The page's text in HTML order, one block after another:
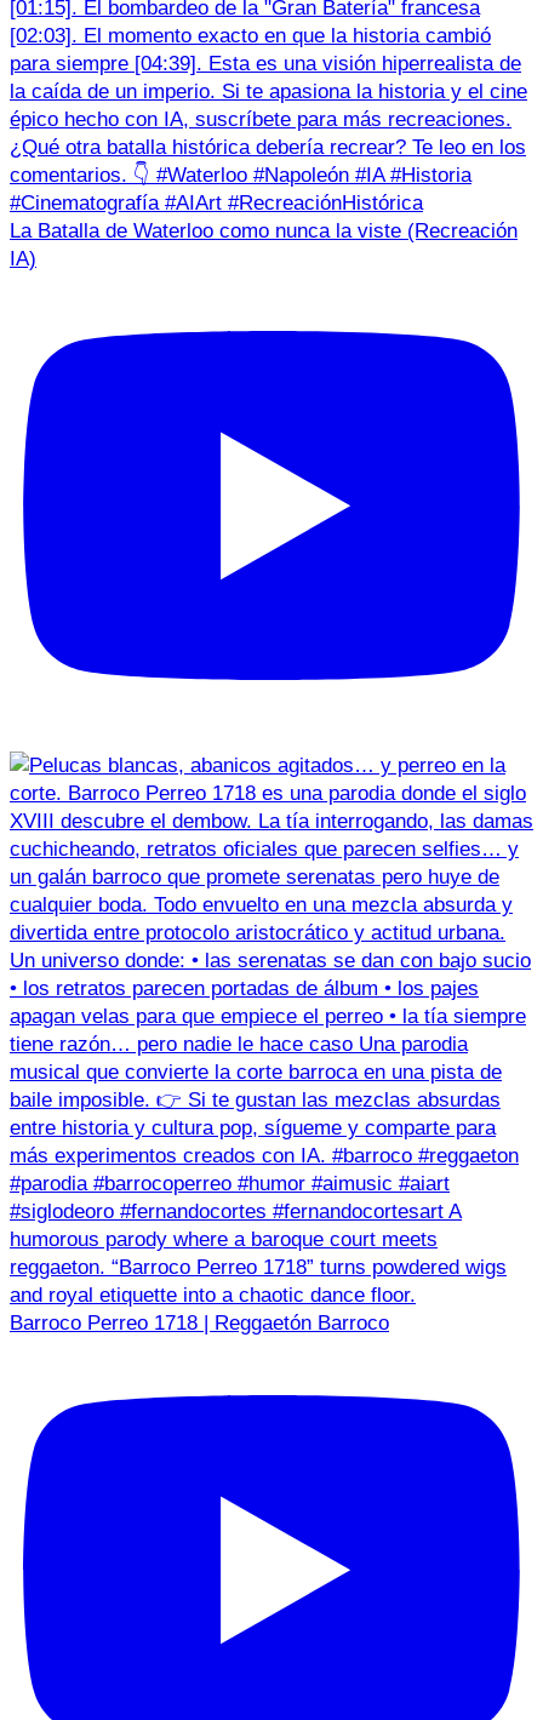
La Batalla de Waterloo como nunca la viste (Recreación
IA)
Barroco Perreo 1718 | Reggaetón Barroco